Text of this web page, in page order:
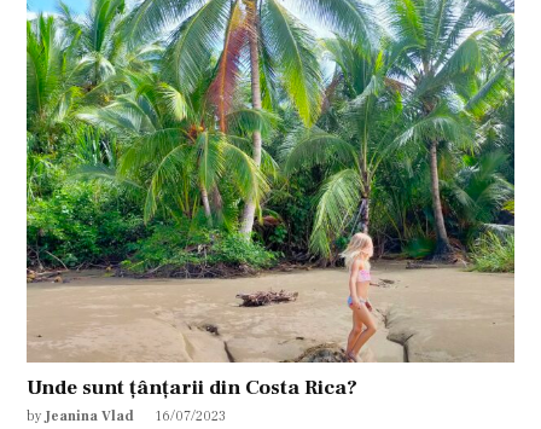
Unde sunt țânțarii din Costa Rica?
by Jeanina Vlad 16/07/2023